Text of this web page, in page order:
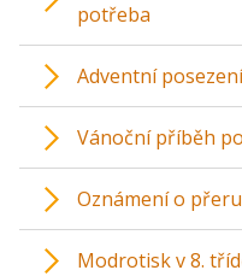
potřeba
Adventní posezení
Vánoční příběh
Oznámení o
Modrotisk v 8.